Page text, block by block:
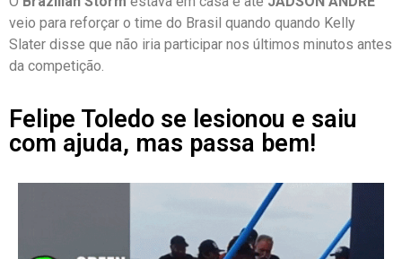
veio para reforçar o time do Brasil quando quando Kelly
Slater disse que não iria participar nos últimos minutos antes
da competição.
Felipe Toledo se lesionou e saiu
com ajuda, mas passa bem!